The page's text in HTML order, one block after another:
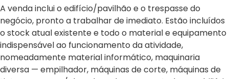
A venda inclui o edifício/pavilhão e o trespasse do
negócio, pronto a trabalhar de imediato. Estão incluídos
o stock atual existente e todo o material e equipamento
indispensável ao funcionamento da atividade,
nomeadamente material informático, maquinaria
diversa — empilhador, máquinas de corte, máquinas de